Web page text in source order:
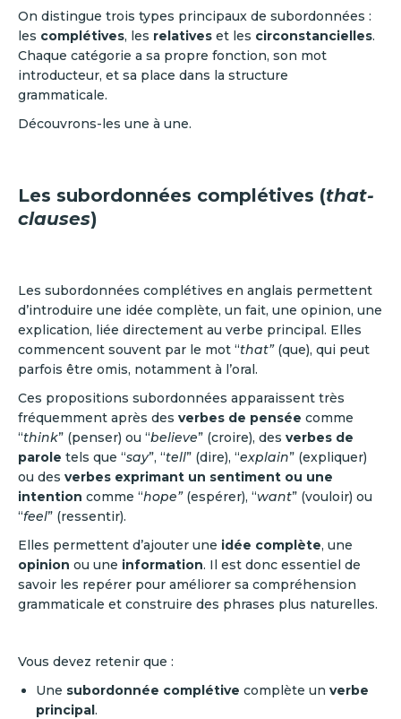
On distingue trois types principaux de subordonnées :
les complétives, les relatives et les circonstancielles.
Chaque catégorie a sa propre fonction, son mot
introducteur, et sa place dans la structure
grammaticale.
Découvrons-les une à une.
Les subordonnées complétives (that-
clauses)
Les subordonnées complétives en anglais permettent
d’introduire une idée complète, un fait, une opinion, une
explication, liée directement au verbe principal. Elles
commencent souvent par le mot “that”(que), qui peut
parfois être omis, notamment à l’oral.
Ces propositions subordonnées apparaissent très
fréquemment après des verbes de pensée comme
“think” (penser) ou “believe” (croire), des verbes de
parole tels que “say”, “tell” (dire), “explain” (expliquer)
ou des verbes exprimant un sentiment ou une
intention comme “hope” (espérer), “want” (vouloir) ou
“feel” (ressentir).
Elles permettent d’ajouter une idée complète, une
opinion ou une information. Il est donc essentiel de
savoir les repérer pour améliorer sa compréhension
grammaticale et construire des phrases plus naturelles.
Vous devez retenir que :
Une subordonnée complétive complète un verbe
principal.